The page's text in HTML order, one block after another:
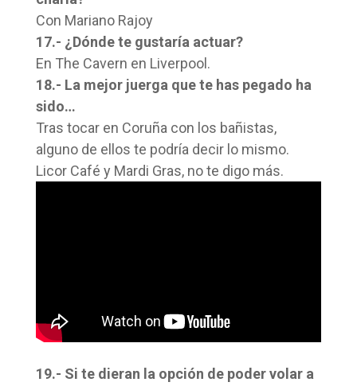
Con Mariano Rajoy
17.- ¿Dónde te gustaría actuar?
En The Cavern en Liverpool.
18.- La mejor juerga que te has pegado ha
sido…
Tras tocar en Coruña con los bañistas,
alguno de ellos te podría decir lo mismo.
Licor Café y Mardi Gras, no te digo más.
19.- Si te dieran la opción de poder volar a